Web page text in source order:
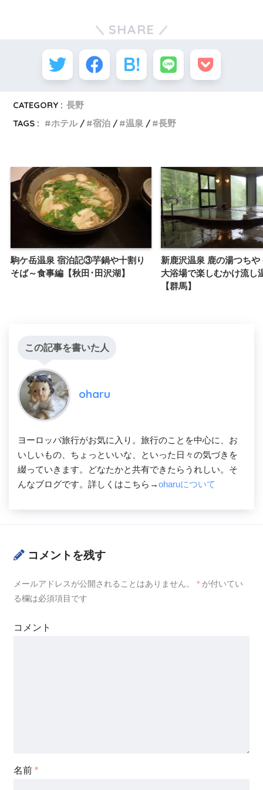
SHARE
CATEGORY : 長野
TAGS :
ホテル 宿泊 温泉 長野
駒ケ岳温泉 宿泊記③芋鍋や十割り
そば～食事編【秋田･田沢湖】
新鹿沢温泉 鹿の湯つち
大浴場で楽しむかけ流し
【群馬】
この記事を書いた人
oharu
ヨーロッパ旅行がお気に入り。旅行のことを中心に、お
いしいもの、ちょっといいな、といった日々の気づきを
綴っていきます。どなたかと共有できたらうれしい。そ
んなブログです。詳しくはこちら→oharuについて
コメントを残す
メールアドレスが公開されることはありません。 * が付いてい
る欄は必須項目です
コメント
名前*